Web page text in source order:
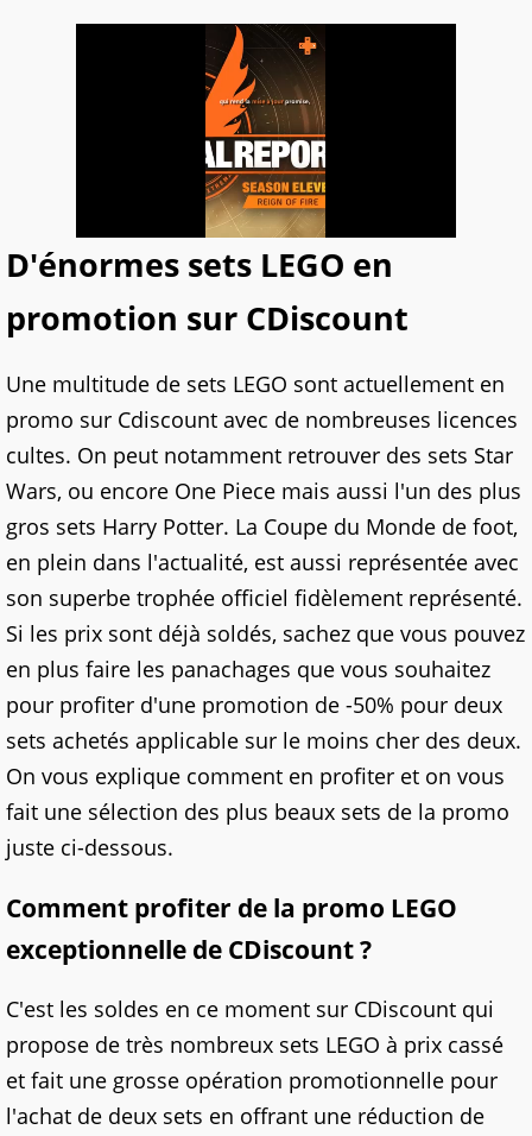
D'énormes sets LEGO en
promotion sur CDiscount
Une multitude de sets LEGO sont actuellement en
promo sur Cdiscount avec de nombreuses licences
cultes. On peut notamment retrouver des sets Star
Wars, ou encore One Piece mais aussi l'un des plus
gros sets Harry Potter. La Coupe du Monde de foot,
en plein dans l'actualité, est aussi représentée avec
son superbe trophée officiel fidèlement représenté.
Si les prix sont déjà soldés, sachez que vous pouvez
en plus faire les panachages que vous souhaitez
pour profiter d'une promotion de -50% pour deux
sets achetés applicable sur le moins cher des deux.
On vous explique comment en profiter et on vous
fait une sélection des plus beaux sets de la promo
juste ci-dessous.
Comment profiter de la promo LEGO
exceptionnelle de CDiscount ?
C'est les soldes en ce moment sur CDiscount qui
propose de très nombreux sets LEGO à prix cassé
et fait une grosse opération promotionnelle pour
l'achat de deux sets en offrant une réduction de